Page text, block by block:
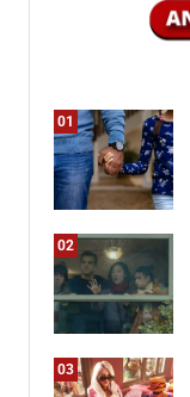
01
02
03